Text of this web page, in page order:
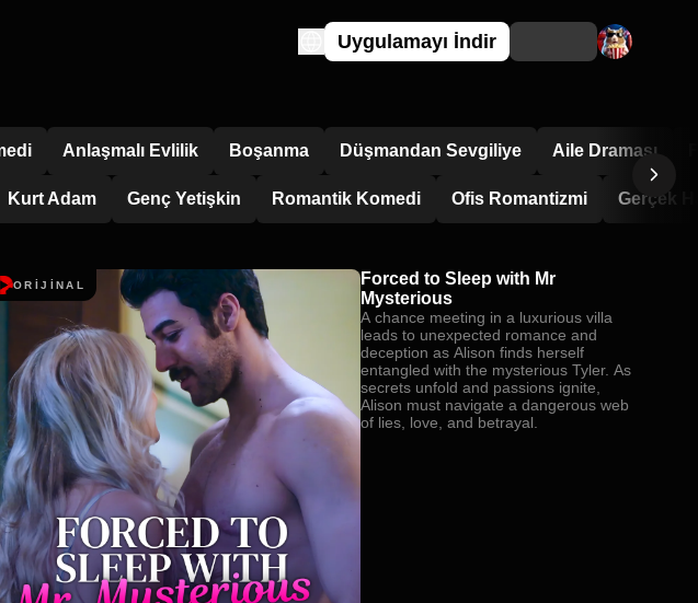
Uygulamayı İndir
Anlaşmalı Evlilik Boşanma Düşmandan Sevgiliye Aile Draması
Kurt Adam Genç Yetişkin Romantik Komedi Ofis Romantizmi Gerçek
ORİJİNAL
Forced to Sleep with Mr
Mysterious
A chance meeting in a luxurious villa
leads to unexpected romance and
deception as Alison finds herself
entangled with the mysterious Tyler. As
secrets unfold and passions ignite,
Alison must navigate a dangerous web
of lies, love, and betrayal.